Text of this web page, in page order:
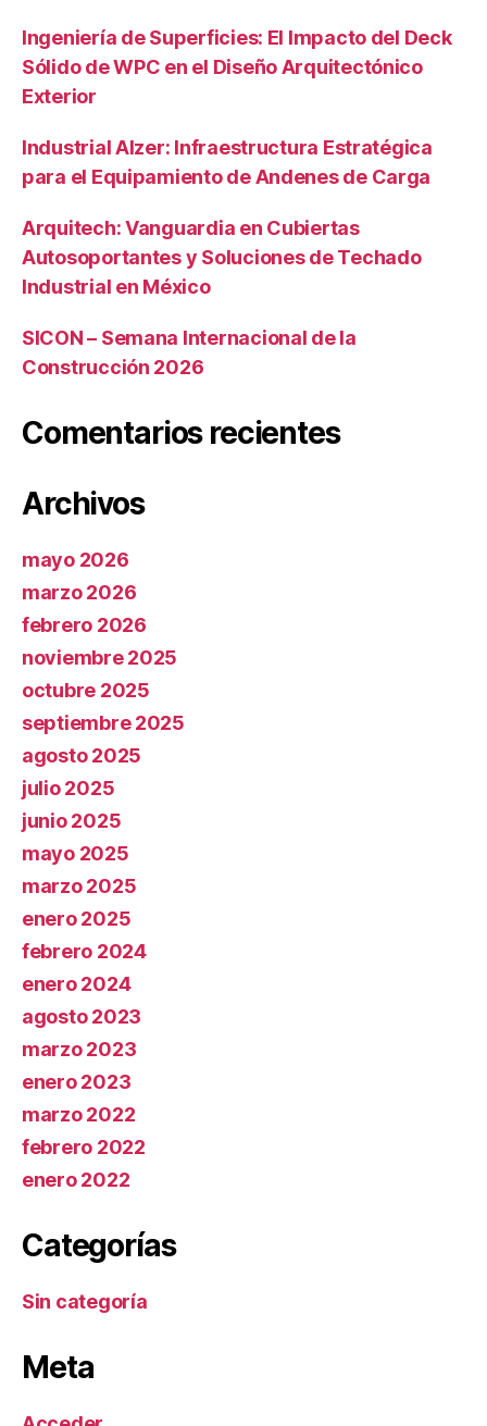
Ingeniería de Superficies: El Impacto del Deck
Sólido de WPC en el Diseño Arquitectónico
Exterior
Industrial Alzer: Infraestructura Estratégica
para el Equipamiento de Andenes de Carga
Arquitech: Vanguardia en Cubiertas
Autosoportantes y Soluciones de Techado
Industrial en México
SICON – Semana Internacional de la
Construcción 2026
Comentarios recientes
Archivos
mayo 2026
marzo 2026
febrero 2026
noviembre 2025
octubre 2025
septiembre 2025
agosto 2025
julio 2025
junio 2025
mayo 2025
marzo 2025
enero 2025
febrero 2024
enero 2024
agosto 2023
marzo 2023
enero 2023
marzo 2022
febrero 2022
enero 2022
Categorías
Sin categoría
Meta